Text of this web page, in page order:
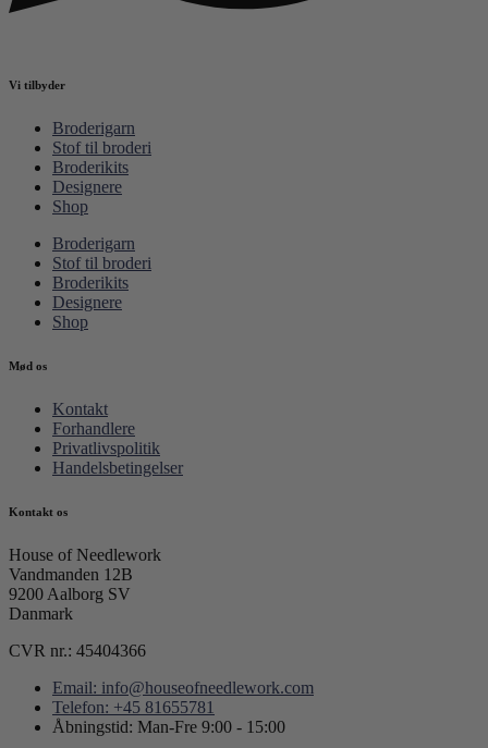
Vi tilbyder
Broderigarn
Stof til broderi
Broderikits
Designere
Shop
Broderigarn
Stof til broderi
Broderikits
Designere
Shop
Mød os
Kontakt
Forhandlere
Privatlivspolitik
Handelsbetingelser
Kontakt os
House of Needlework
Vandmanden 12B
9200 Aalborg SV
Danmark
CVR nr.: 45404366
Email: info@houseofneedlework.com
Telefon: +45 81655781
Åbningstid: Man-Fre 9:00 - 15:00